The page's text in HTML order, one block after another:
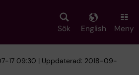
Sök English Meny
17 09:30 | Uppdaterad: 2018-09-